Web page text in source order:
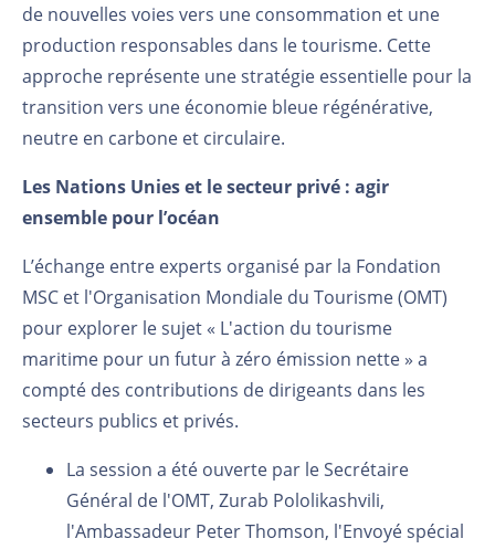
de nouvelles voies vers une consommation et une
production responsables dans le tourisme. Cette
approche représente une stratégie essentielle pour la
transition vers une économie bleue régénérative,
neutre en carbone et circulaire.
Les Nations Unies et le secteur privé : agir
ensemble pour l’océan
L’échange entre experts organisé par la Fondation
MSC et l'Organisation Mondiale du Tourisme (OMT)
pour explorer le sujet « L'action du tourisme
maritime pour un futur à zéro émission nette » a
compté des contributions de dirigeants dans les
secteurs publics et privés.
La session a été ouverte par le Secrétaire
Général de l'OMT, Zurab Pololikashvili,
l'Ambassadeur Peter Thomson, l'Envoyé spécial